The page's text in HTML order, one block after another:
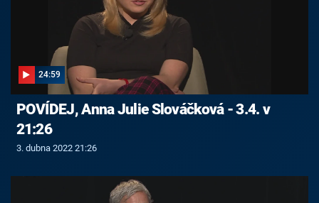
24:59
POVÍDEJ, Anna Julie Slováčková - 3.4. v
21:26
3. dubna 2022 21:26